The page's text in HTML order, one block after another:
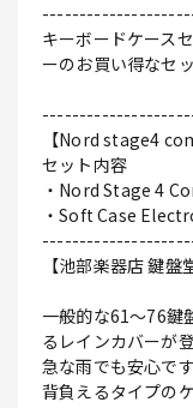
キーボードケース
ーのお買い得なセ
【Nord stage4
セット内容
・Nord Stage 4
・Soft Case
【池部楽器店 鍵盤
一般的な61～76鍵
るレインカバーが
急な雨でも安心です
背負えるタイプの